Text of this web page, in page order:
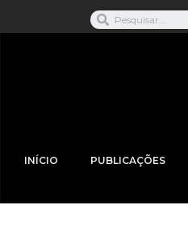
INÍCIO PUBLICAÇÕES